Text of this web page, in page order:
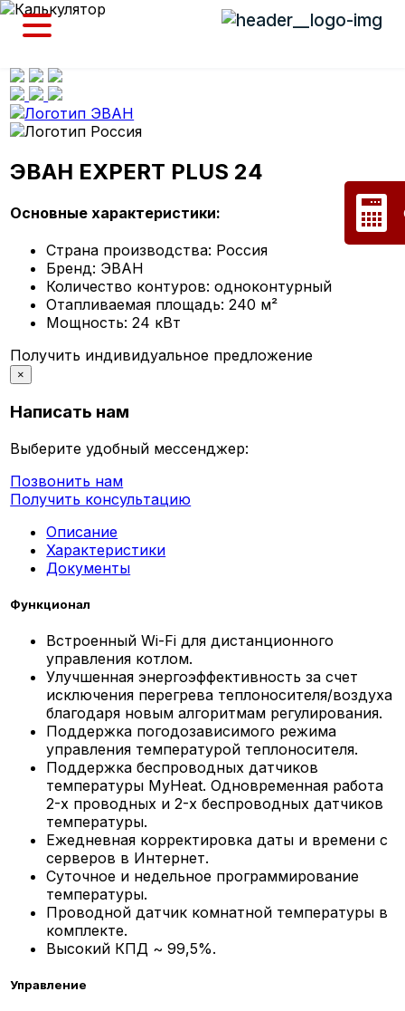
ЭВАН EXPERT PLUS 24
Основные характеристики:
Страна производства: Россия
Бренд: ЭВАН
Количество контуров: одноконтурный
Отапливаемая площадь: 240 м²
Мощность: 24 кВт
Получить индивидуальное предложение
×
Написать нам
Выберите удобный мессенджер:
Позвонить нам
Получить консультацию
Описание
Характеристики
Документы
Функционал
Встроенный Wi-Fi для дистанционного
управления котлом.
Улучшенная энергоэффективность за счет
исключения перегрева теплоносителя/воздуха
благодаря новым алгоритмам регулирования.
Поддержка погодозависимого режима
управления температурой теплоносителя.
Поддержка беспроводных датчиков
температуры MyHeat. Одновременная работа
2-х проводных и 2-х беспроводных датчиков
температуры.
Ежедневная корректировка даты и времени с
серверов в Интернет.
Суточное и недельное программирование
температуры.
Проводной датчик комнатной температуры в
комплекте.
Высокий КПД ~ 99,5%.
Управление